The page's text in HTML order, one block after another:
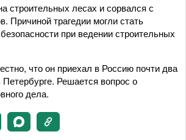
строительных лесах и сорвался с
Причиной трагедии могли стать
при ведении строительных
что он приехал в Россию почти два
Решается вопрос о
дела.